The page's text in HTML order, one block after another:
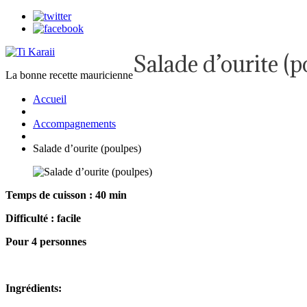
La bonne recette mauricienneSalade d’ourite
Accueil
Accompagnements
Salade d’ourite (poulpes)
Temps de cuisson : 40 min
Difficulté : facile
Pour 4 personnes
Ingrédients: